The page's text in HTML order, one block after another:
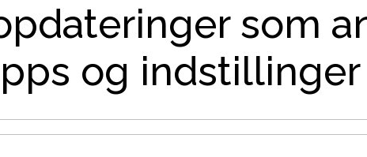
som
og indstillinger